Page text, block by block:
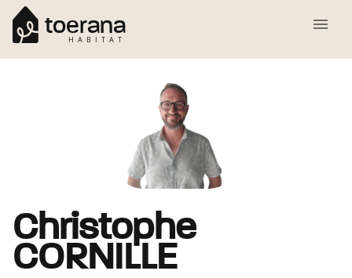
toerana
HABITAT
Christophe
CORNILLE